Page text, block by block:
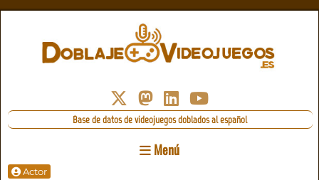
Base de datos de videojuegos doblados al español
Menú
Actor